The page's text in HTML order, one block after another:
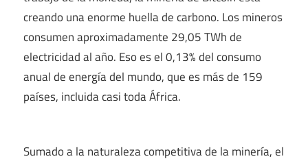
creando una enorme huella de carbono. Los mineros
consumen aproximadamente 29,05 TWh de
electricidad al año. Eso es el 0,13% del consumo
anual de energía del mundo, que es más de 159
países, incluida casi toda África.
Sumado a la naturaleza competitiva de la minería, el